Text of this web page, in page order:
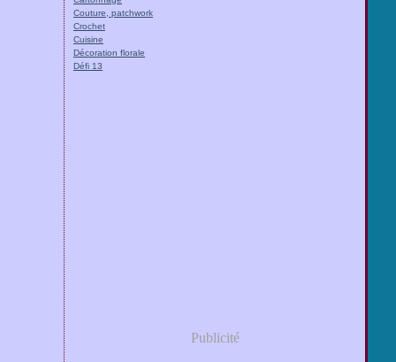
Couture, patchwork
Crochet
Cuisine
Décoration florale
Défi 13
Publicité